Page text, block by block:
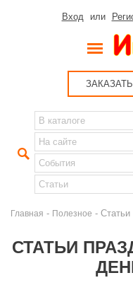
Вход или
ЗАКАЗАТЬ
Главная - Полезное -
СТАТЬИ